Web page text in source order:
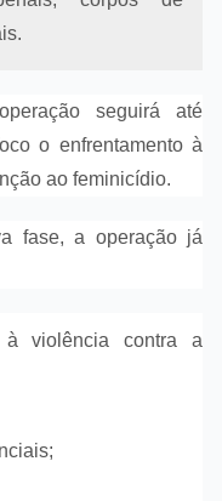
seguirá até
o enfrentamento à
ao feminicídio.
fase, a operação já
à violência contra a